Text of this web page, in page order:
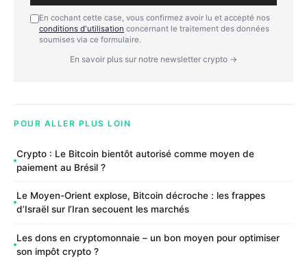
En cochant cette case, vous confirmez avoir lu et accepté nos
conditions d'utilisation concernant le traitement des données
soumises via ce formulaire.
En savoir plus sur notre newsletter crypto →
POUR ALLER PLUS LOIN
Crypto : Le Bitcoin bientôt autorisé comme moyen de
paiement au Brésil ?
Le Moyen-Orient explose, Bitcoin décroche : les frappes
d’Israël sur l’Iran secouent les marchés
Les dons en cryptomonnaie – un bon moyen pour optimiser
son impôt crypto ?